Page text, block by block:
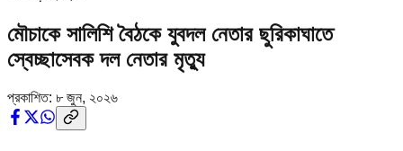
মৌচাকে সালিশি বৈঠকে যুবদল নেতার ছুরিকাঘাতে
স্বেচ্ছাসেবক দল নেতার মৃত্যু
প্রকাশিত: ৮ জুন, ২০২৬